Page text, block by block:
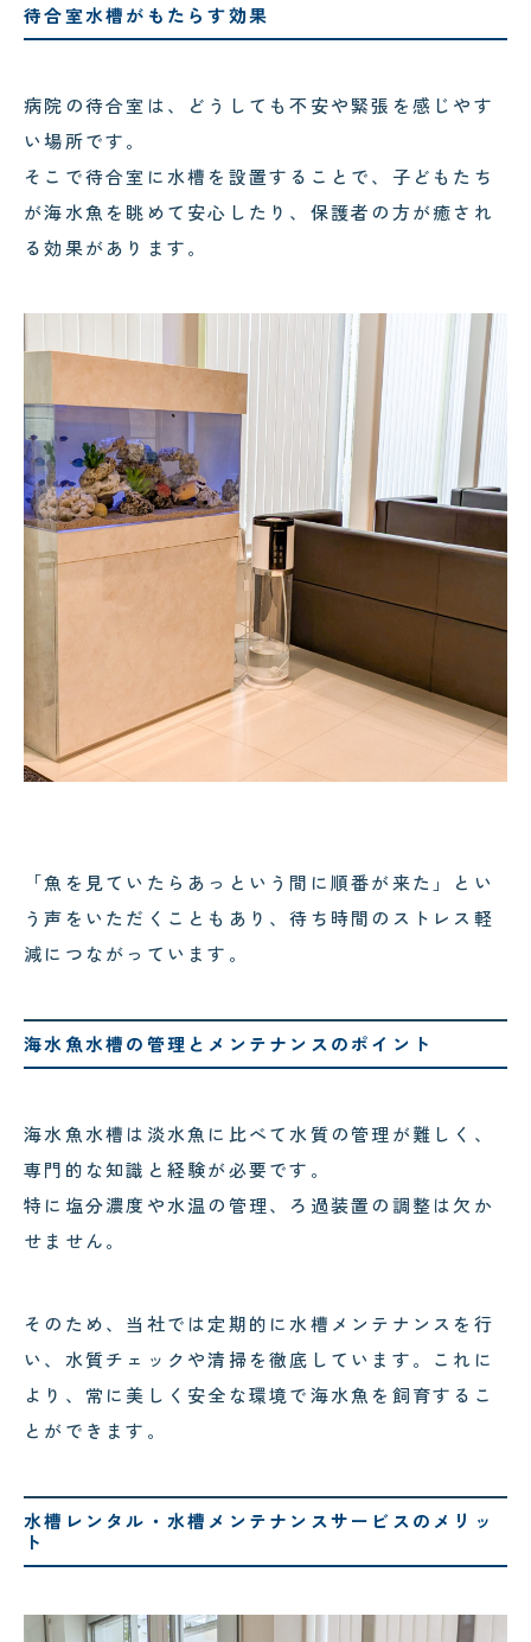
待合室水槽がもたらす効果
病院の待合室は、どうしても不安や緊張を感じやす
い場所です。
そこで待合室に水槽を設置することで、子どもたち
が海水魚を眺めて安心したり、保護者の方が癒され
る効果があります。
「魚を見ていたらあっという間に順番が来た」とい
う声をいただくこともあり、待ち時間のストレス軽
減につながっています。
海水魚水槽の管理とメンテナンスのポイント
海水魚水槽は淡水魚に比べて水質の管理が難しく、
専門的な知識と経験が必要です。
特に塩分濃度や水温の管理、ろ過装置の調整は欠か
せません。
そのため、当社では定期的に水槽メンテナンスを行
い、水質チェックや清掃を徹底しています。これに
より、常に美しく安全な環境で海水魚を飼育するこ
とができます。
水槽レンタル・水槽メンテナンスサービスのメリッ
ト